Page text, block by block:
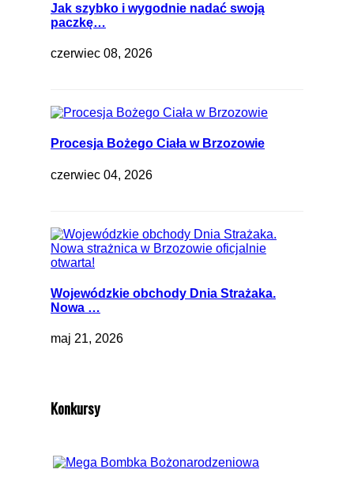
Jak szybko i wygodnie nadać swoją
paczkę…
czerwiec 08, 2026
Procesja Bożego Ciała w Brzozowie
czerwiec 04, 2026
Wojewódzkie obchody Dnia Strażaka.
Nowa …
maj 21, 2026
Konkursy